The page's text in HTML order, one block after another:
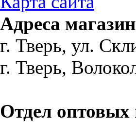
Адреса
г. Тверь, ул.
г. Тверь,
Отдел оптовых